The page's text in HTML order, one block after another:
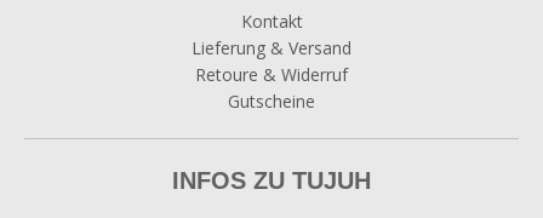
Kontakt
Lieferung & Versand
Retoure & Widerruf
Gutscheine
INFOS ZU TUJUH